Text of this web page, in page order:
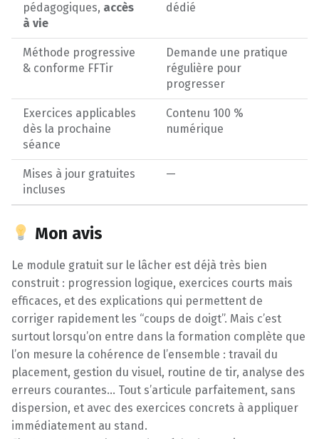
pédagogiques, accès
à vie
dédié
Méthode progressive
& conforme FFTir
Demande une pratique
régulière pour
progresser
Exercices applicables
dès la prochaine
séance
Contenu 100 %
numérique
Mises à jour gratuites
incluses
—
Mon avis
Le module gratuit sur le lâcher est déjà très bien
construit : progression logique, exercices courts mais
efficaces, et des explications qui permettent de
corriger rapidement les “coups de doigt”. Mais c’est
surtout lorsqu’on entre dans la formation complète que
l’on mesure la cohérence de l’ensemble : travail du
placement, gestion du visuel, routine de tir, analyse des
erreurs courantes… Tout s’articule parfaitement, sans
dispersion, et avec des exercices concrets à appliquer
immédiatement au stand.